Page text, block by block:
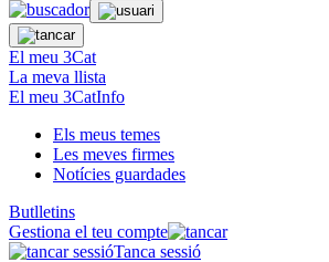
El meu 3Cat
La meva llista
El meu 3CatInfo
Els meus temes
Les meves firmes
Notícies guardades
Butlletins
Gestiona el teu compte
Tanca sessió